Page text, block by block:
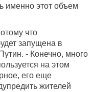
именно этот объем
что
запущена в
- Конечно, много
на этом
его еще
жителей